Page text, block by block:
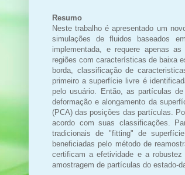
Resumo
Neste trabalho é apresentado um
simulações de fluidos baseados
implementada, e requere apenas
regiões com características de baixa
borda, classificação de
primeiro a superfície livre é
pelo usuário. Então, as partículas
deformação e alongamento da
(PCA) das posições das partículas.
acordo com suas classificações.
tradicionais de "fitting" de
beneficiadas pelo método de
certificam a efetividade e a
amostragem de partículas do estado-